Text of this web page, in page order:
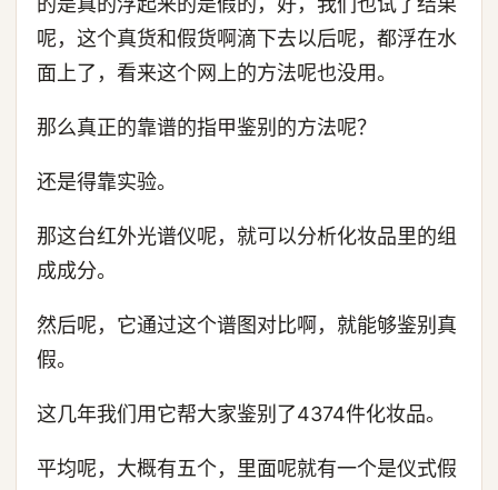
呢，这个真货和假货啊滴下去以后呢，都浮在水
面上了，看来这个网上的方法呢也没用。
那么真正的靠谱的指甲鉴别的方法呢？
还是得靠实验。
那这台红外光谱仪呢，就可以分析化妆品里的组
成成分。
然后呢，它通过这个谱图对比啊，就能够鉴别真
假。
这几年我们用它帮大家鉴别了4374件化妆品。
平均呢，大概有五个，里面呢就有一个是仪式假